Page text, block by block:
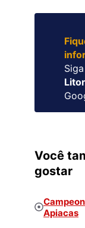
Você
gostar
Apiacas